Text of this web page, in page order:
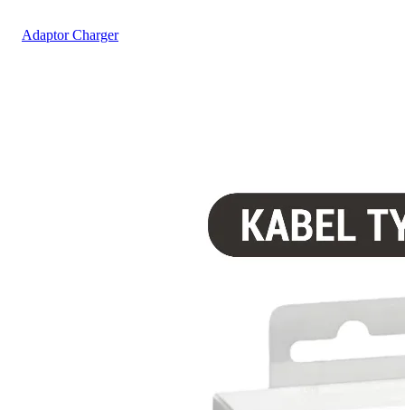
Adaptor Charger